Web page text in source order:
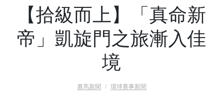
【拾級而上】「真命新
帝」凱旋門之旅漸入佳
境
賽馬新聞 環球賽事新聞